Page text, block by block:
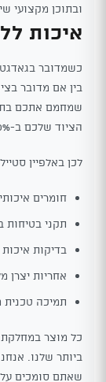
ובתוכן מקצועי
איכות
כשמדובר
בין אם מדובר
שמחמם אתכם
הציוד שלכם ב-100%.
לכן באלפיין
חומרים
תקני בטיחות
בדיקות
אחריות יצרן
תמיכה טכנית
כל מוצר במחלקת
ביותר שלנו.
שאתם סומכים